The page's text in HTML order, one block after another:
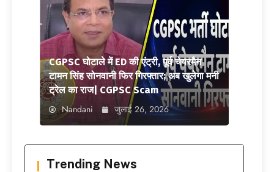
CGPSC घोटाले में ED की एंट्री, पूर्व चेयरमैन
टामन सिंह सोनवानी फिर गिरफ्तार; अब खुलेगा मनी
ट्रेल का राज| CGPSC Scam
Nandani जुलाई 26, 2026
Trending News